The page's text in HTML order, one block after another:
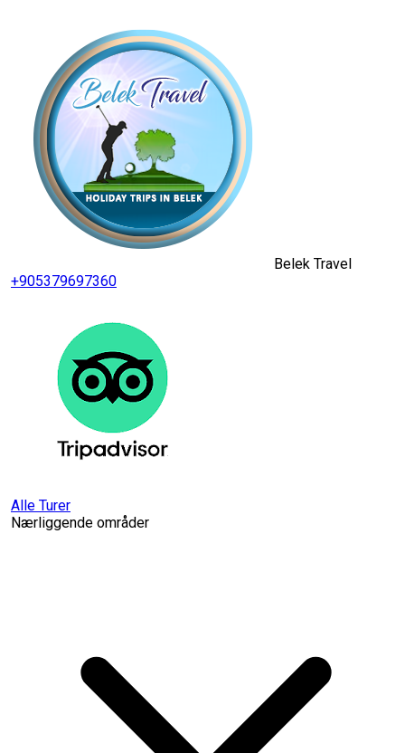
Belek Travel
+905379697360
Alle Turer
Nærliggende områder